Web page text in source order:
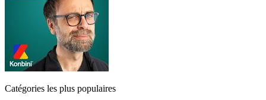
Catégories les plus populaires